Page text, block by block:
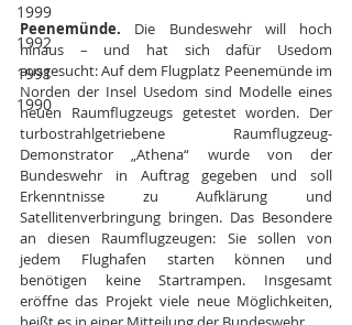
1999
1992
1991
1990
Peenemünde. Die Bundeswehr will hoch
hinaus – und hat sich dafür Usedom
ausgesucht: Auf dem Flugplatz Peenemünde im
Norden der Insel Usedom sind Modelle eines
neuen Raumflugzeugs getestet worden. Der
turbostrahlgetriebene Raumflugzeug-
Demonstrator „Athena“ wurde von der
Bundeswehr in Auftrag gegeben und soll
Erkenntnisse zu Aufklärung und
Satellitenverbringung bringen. Das Besondere
an diesen Raumflugzeugen: Sie sollen von
jedem Flughafen starten können und
benötigen keine Startrampen. Insgesamt
eröffne das Projekt viele neue Möglichkeiten,